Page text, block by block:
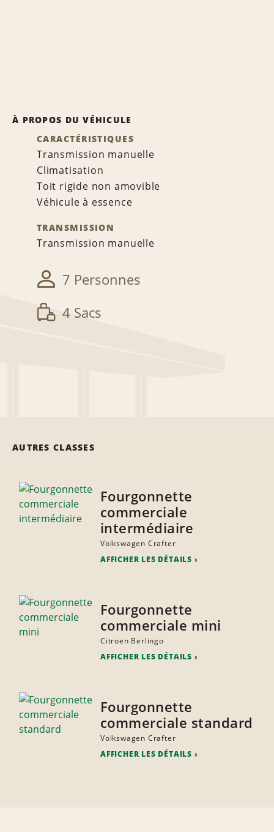
À PROPOS DU VÉHICULE
CARACTÉRISTIQUES
Transmission manuelle
Climatisation
Toit rigide non amovible
Véhicule à essence
TRANSMISSION
Transmission manuelle
7 Personnes
4 Sacs
AUTRES CLASSES
Fourgonnette
commerciale
intermédiaire
Volkswagen Crafter
AFFICHER LES DÉTAILS
Fourgonnette
commerciale mini
Citroen Berlingo
AFFICHER LES DÉTAILS
Fourgonnette
commerciale standard
Volkswagen Crafter
AFFICHER LES DÉTAILS